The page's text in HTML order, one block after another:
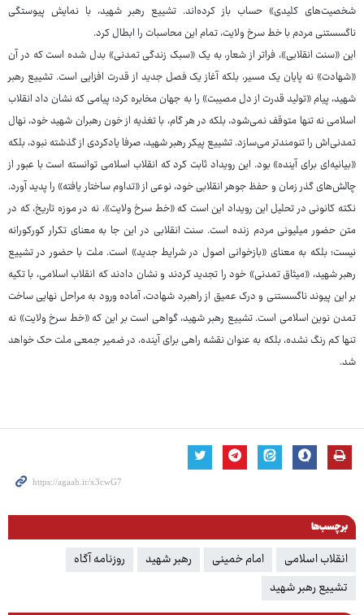
شخصیت‌های کلیدی» حساب باز کرده‌اند. تشییع رهبر شهید، با نمایش پیوستگی
ناگسستنی مردم با خط سرخ ولایت، تمام این محاسبات را ابطال کرد.
این «سنت انقلابی»، فراتر از شعار، به یک «سبک زندگی تمدنی» بدل شده است که در آن
«شهادت» نه پایان یک مسیر، بلکه آغاز یک فصل جدید از قدرت افزایی است. تشییع رهبر
شهید، پیام «تولید قدرت از دل مصیبت» را به جهان مخابره کرد؛ پیامی که نشان داد انقلاب
اسلامی نه تنها متوقف نمی‌شود، بلکه در هر گام، با تغذیه از خون رهبران شهید خود، نهال
تمدنی‌اش را تنومندتر می‌سازد. تشییع پیکر رهبر شهید، صرفا یادکردی از گذشته نبود، بلکه
«بیانیه‌ای برای آینده» بود. این رویداد ثابت کرد که انقلاب اسلامی توانسته است با عبور از
چالش‌های گذر زمان و حفظ جوهر انقلابی خود، نوعی از «تداوم ساختار یافته» را پدید آورد.
نکته کانونی در تحلیل این رویداد این است که «خط سرخ ولایت»، نه در موزه تاریخ، که در
متن حضور میلیونی مردم زنده است. سنت انقلابی در این جا به معنای تکرار کورکورانه
نیست؛ بلکه به معنای «بازخوانی اصول در شرایط جدید» است. ملت با حضور در تشییع
رهبر شهید، «میثاق تمدنی» خود را تجدید کردند و نشان دادند که انقلاب اسلامی، با تکیه
بر این پیوند ناگسستنی و درک عمیق از راهبرد شهادت، آماده ورود به مراحل نهایی ساخت
تمدن نوین اسلامی است. تشییع رهبر شهید، گواهی است بر این که «خط سرخ ولایت» نه
تنها کم رنگ نشده، بلکه به عنوان نقشه راهی برای آینده، در ضمیر جمعی ملت حک خواهد
شد.
برچسب‌ها
انقلاب اسلامی امام خمینی رهبر شهید
روزنامه آگاه
تشییع رهبر شهید